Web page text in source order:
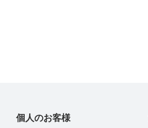
個人のお客様